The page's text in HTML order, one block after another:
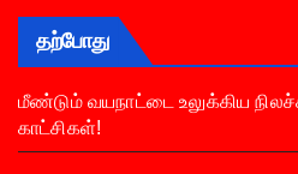
தற்போது
மீண்டும் வயநாட்டை உலுக்கிய
காட்சிகள்!